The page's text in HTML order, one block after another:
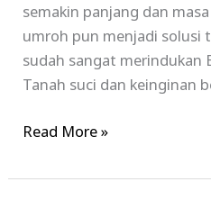
semakin panjang dan
umroh pun menjadi solusi
sudah sangat merindukan
Tanah suci dan keinginan
Read More »